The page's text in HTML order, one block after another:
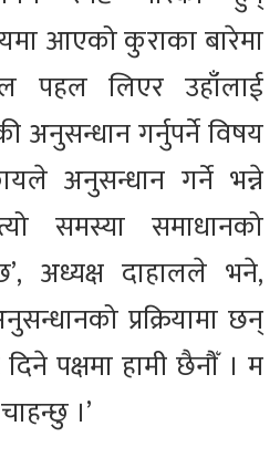
आएको कुराका बारेमा
पहल लिएर उहाँलाई
अनुसन्धान गर्नुपर्ने विषय
अनुसन्धान गर्ने भन्ने
समस्या समाधानको
अध्यक्ष दाहालले भने,
प्रक्रियामा छन्
पक्षमा हामी छैनौँ । म
।’